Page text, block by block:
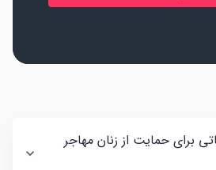
برای حمایت از زنان مهاجر